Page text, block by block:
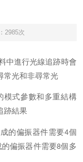
：2985次
中進行光線追跡時會
常光和非尋常光
模式參數和多重結構
跡結果
的偏振器件需要4個
的偏振器件需要8個多